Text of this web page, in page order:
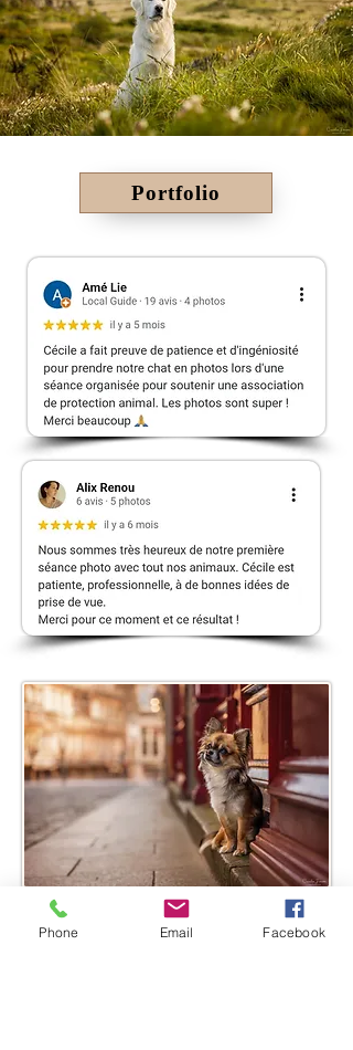
Portfolio
Forfait Souvenirs
Phone Email Facebook